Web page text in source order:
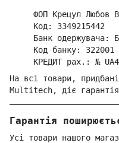
ФОП Крецул Любов
Код: 3349215442
Банк одержувача:
Код банку: 322001
КРЕДИТ рах.: №
На всі товари,
Multitech, діє
Гарантія
Усі товари нашого